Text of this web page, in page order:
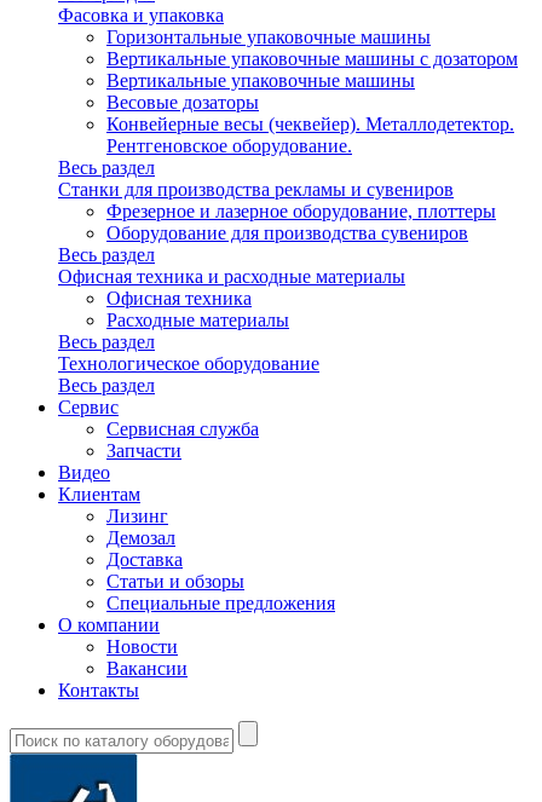
Фасовка и упаковка
Горизонтальные упаковочные машины
Вертикальные упаковочные машины с дозатором
Вертикальные упаковочные машины
Весовые дозаторы
Конвейерные весы (чеквейер). Металлодетектор.
Рентгеновское оборудование.
Весь раздел
Станки для производства рекламы и сувениров
Фрезерное и лазерное оборудование, плоттеры
Оборудование для производства сувениров
Весь раздел
Офисная техника и расходные материалы
Офисная техника
Расходные материалы
Весь раздел
Технологическое оборудование
Весь раздел
Сервис
Сервисная служба
Запчасти
Видео
Клиентам
Лизинг
Демозал
Доставка
Статьи и обзоры
Специальные предложения
О компании
Новости
Вакансии
Контакты